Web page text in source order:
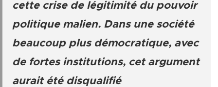
cette crise de légitimité du pouvoir
politique malien. Dans une société
beaucoup plus démocratique, avec
de fortes institutions, cet argument
aurait été disqualifié